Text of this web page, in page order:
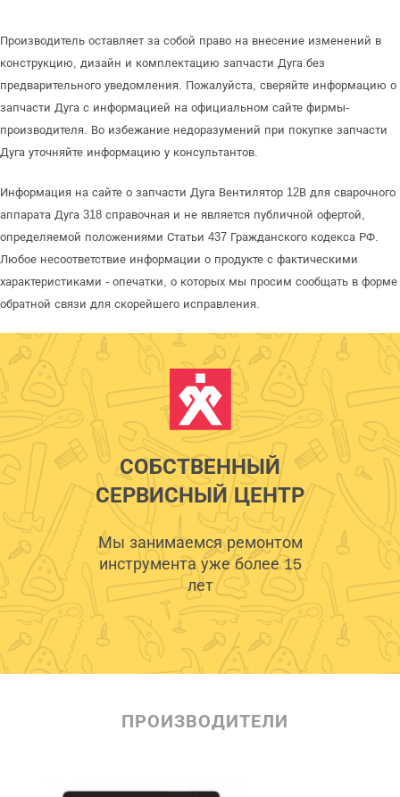
Производитель оставляет за собой право на внесение изменений в
конструкцию, дизайн и комплектацию запчасти Дуга без
предварительного уведомления. Пожалуйста, сверяйте информацию о
запчасти Дуга с информацией на официальном сайте фирмы-
производителя. Во избежание недоразумений при покупке запчасти
Дуга уточняйте информацию у консультантов.
Информация на сайте о запчасти Дуга Вентилятор 12В для сварочного
аппарата Дуга 318 справочная и не является публичной офертой,
определяемой положениями Статьи 437 Гражданского кодекса РФ.
Любое несоответствие информации о продукте с фактическими
характеристиками - опечатки, о которых мы просим сообщать в форме
обратной связи для скорейшего исправления.
СОБСТВЕННЫЙ
СЕРВИСНЫЙ ЦЕНТР
Мы занимаемся ремонтом
инструмента уже более 15
лет
ПРОИЗВОДИТЕЛИ